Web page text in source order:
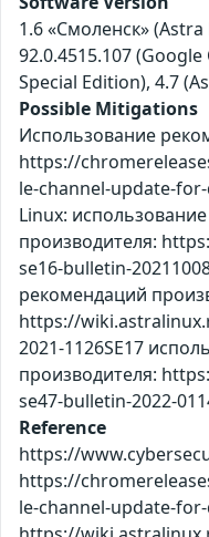
1.6 «Смоленск»
92.0.4515.107
Special Edition), 4.7
Possible Mitigations
Использование
https://
le-channel-update-
Linux:
производителя:
se16-bulletin-
рекомендаций
https://
2021-1126SE17
производителя:
se47-bulletin-2022-
Reference
https://
https://
le-channel-update-